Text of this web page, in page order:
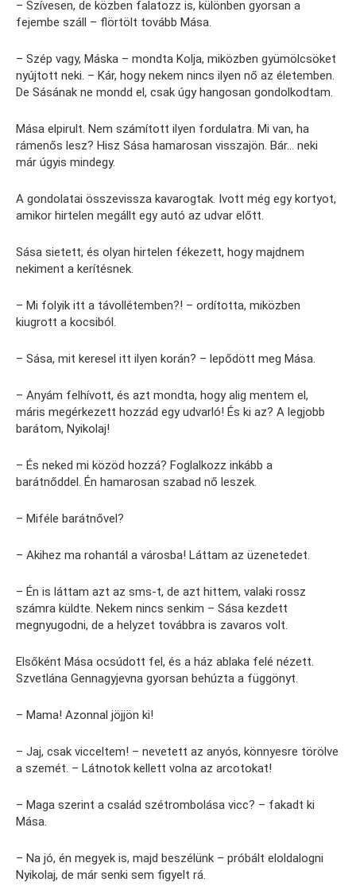
– Szívesen, de közben falatozz is, különben gyorsan a
fejembe száll – flörtölt tovább Mása.
– Szép vagy, Máska – mondta Kolja, miközben gyümölcsöket
nyújtott neki. – Kár, hogy nekem nincs ilyen nő az életemben.
De Sásának ne mondd el, csak úgy hangosan gondolkodtam.
Mása elpirult. Nem számított ilyen fordulatra. Mi van, ha
rámenős lesz? Hisz Sása hamarosan visszajön. Bár… neki
már úgyis mindegy.
A gondolatai összevissza kavarogtak. Ivott még egy kortyot,
amikor hirtelen megállt egy autó az udvar előtt.
Sása sietett, és olyan hirtelen fékezett, hogy majdnem
nekiment a kerítésnek.
– Mi folyik itt a távollétemben?! – ordította, miközben
kiugrott a kocsiból.
– Sása, mit keresel itt ilyen korán? – lepődött meg Mása.
– Anyám felhívott, és azt mondta, hogy alig mentem el,
máris megérkezett hozzád egy udvarló! És ki az? A legjobb
barátom, Nyikolaj!
– És neked mi közöd hozzá? Foglalkozz inkább a
barátnőddel. Én hamarosan szabad nő leszek.
– Miféle barátnővel?
– Akihez ma rohantál a városba! Láttam az üzenetedet.
– Én is láttam azt az sms-t, de azt hittem, valaki rossz
számra küldte. Nekem nincs senkim – Sása kezdett
megnyugodni, de a helyzet továbbra is zavaros volt.
Elsőként Mása ocsúdott fel, és a ház ablaka felé nézett.
Szvetlána Gennagyjevna gyorsan behúzta a függönyt.
– Mama! Azonnal jöjjön ki!
– Jaj, csak vicceltem! – nevetett az anyós, könnyesre törölve
a szemét. – Látnotok kellett volna az arcotokat!
– Maga szerint a család szétrombolása vicc? – fakadt ki
Mása.
– Na jó, én megyek is, majd beszélünk – próbált eloldalogni
Nyikolaj, de már senki sem figyelt rá.